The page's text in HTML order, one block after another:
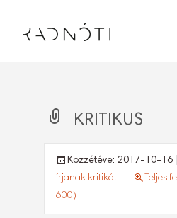
KRITIKUS
Közzétéve: 2017-10-16
írjanak kritikát!
Teljes
600)